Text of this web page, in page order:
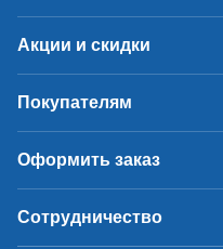
Акции и скидки
Покупателям
Оформить заказ
Сотрудничество